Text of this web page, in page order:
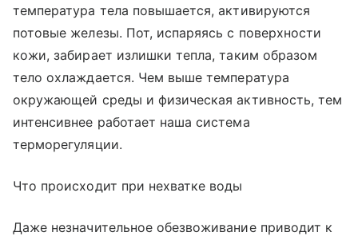
температура тела повышается, активируются
потовые железы. Пот, испаряясь с поверхности
кожи, забирает излишки тепла, таким образом
тело охлаждается. Чем выше температура
окружающей среды и физическая активность, тем
интенсивнее работает наша система
терморегуляции.
Что происходит при нехватке воды
Даже незначительное обезвоживание приводит к